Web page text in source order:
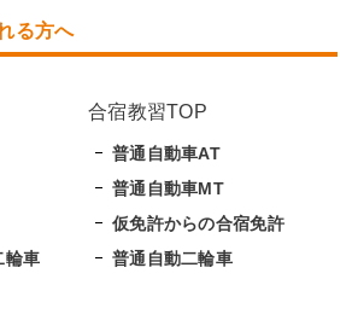
る方へ
輪車
合宿教習TOP
普通自動車AT
普通自動車MT
仮免許からの合宿免許
普通自動二輪車